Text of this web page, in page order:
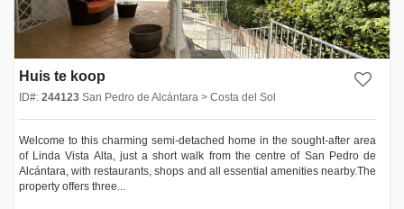
Huis te koop
ID#: 244123 San Pedro de Alcántara > Costa del Sol
Welcome to this charming semi-detached home in the sought-after area
of Linda Vista Alta, just a short walk from the centre of San Pedro de
Alcántara, with restaurants, shops and all essential amenities nearby.The
property offers three...